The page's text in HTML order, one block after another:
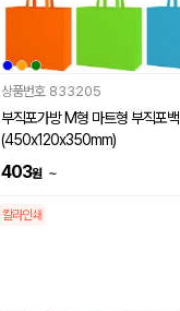
상품번호 833205
부직포가방 M형 마트형 부직포백
(450x120x350mm)
403원 ~
칼라인쇄